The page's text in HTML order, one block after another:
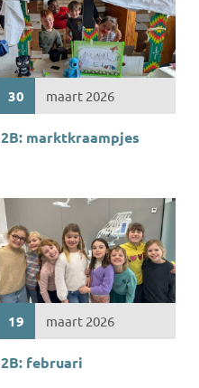
30 maart 2026
2B: marktkraampjes
19 maart 2026
2B: februari